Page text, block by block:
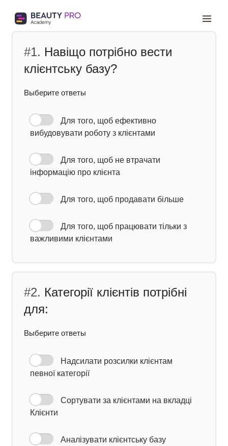
#1. Навіщо потрібно вести
клієнтську базу?
Выберите ответы
Для того, щоб ефективно
вибудовувати роботу з клієнтами
Для того, щоб не втрачати
інформацію про клієнта
Для того, щоб продавати більше
Для того, щоб працювати тільки з
важливими клієнтами
#2. Категорії клієнтів потрібні
для:
Выберите ответы
Надсилати розсилки клієнтам
певної категорії
Сортувати за клієнтами на вкладці
Клієнти
Аналізувати клієнтську базу